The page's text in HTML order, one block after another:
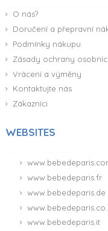
O nás?
Doručení a přepravní
Podmínky nákupu
Zásady ochrany
Vrácení a výměny
Kontaktujte nás
Zákazníci
WEBSITES
www.bebedeparis.fr
www.bebedeparis.de
www.bebedeparis.it